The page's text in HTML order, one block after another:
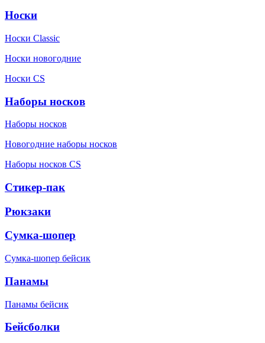
Носки
Носки Classic
Носки новогодние
Носки CS
Наборы носков
Наборы носков
Новогодние наборы носков
Наборы носков CS
Стикер-пак
Рюкзаки
Сумка-шопер
Сумка-шопер бейсик
Панамы
Панамы бейсик
Бейсболки